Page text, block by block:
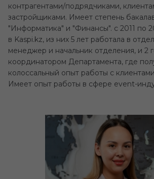
контрагентами/подрядчиками,
застройщиками. Имеет степень
"Информатика" и "Финансы". с 2011 по
в Kaspi.kz, из них 5 лет работала в
менеджер и начальник отделения, и 2
координатором Департамента, где
колоссальный опыт работы с
Имеет опыт работы в сфере event-